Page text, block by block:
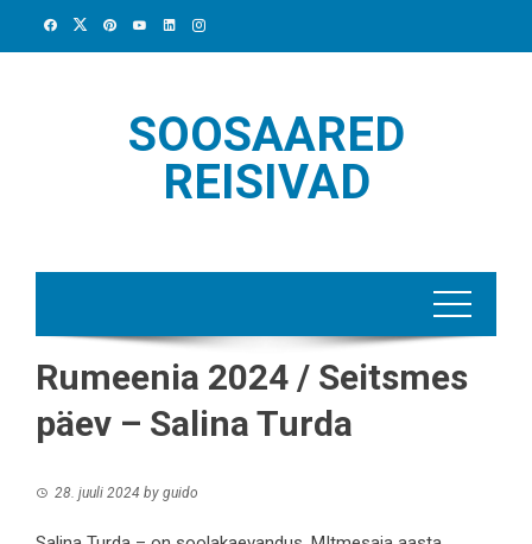
SOOSAARED
REISIVAD
Rumeenia 2024 / Seitsmes
päev – Salina Turda
28. juuli 2024 by guido